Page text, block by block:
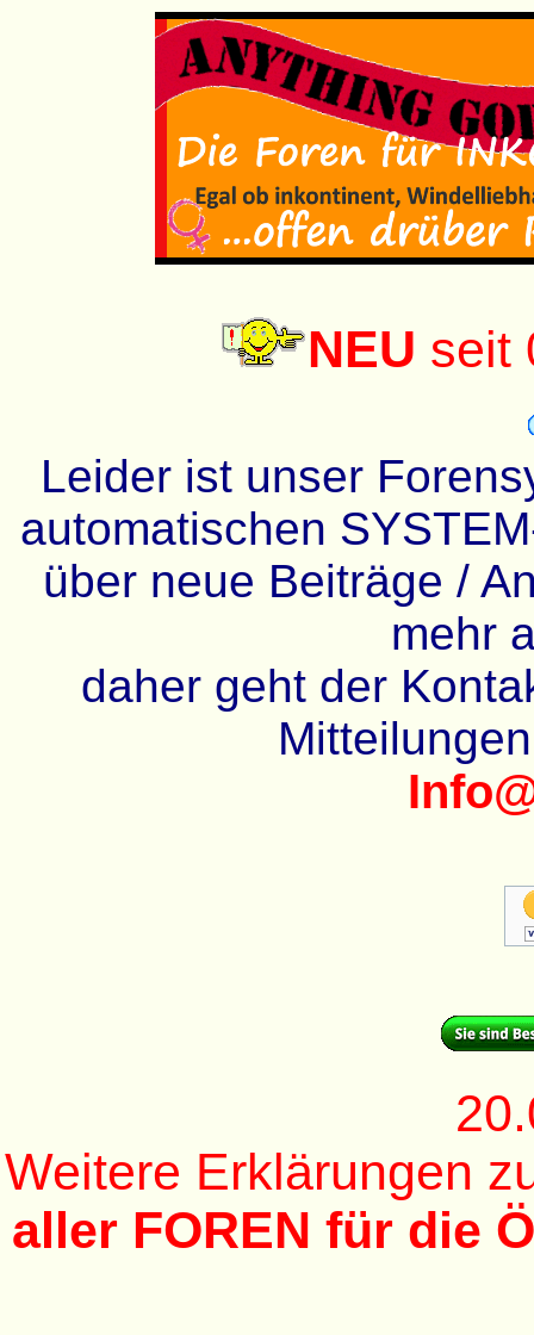
NEU seit
Leider ist unser
automatischen
über neue Beiträge /
mehr
daher geht der
Weitere Erklärungen
aller FOREN für die